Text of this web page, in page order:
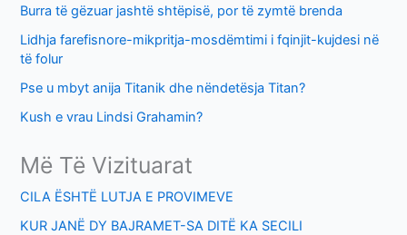
:Burra të gëzuar jashtë shtëpisë, por të zymtë brenda
Lidhja farefisnore-mikpritja-mosdëmtimi i fqinjit-kujdesi në
të folur
Pse u mbyt anija Titanik dhe nëndetësja Titan?
Kush e vrau Lindsi Grahamin?
Më Të Vizituarat
CILA ËSHTË LUTJA E PROVIMEVE
KUR JANË DY BAJRAMET-SA DITË KA SECILI